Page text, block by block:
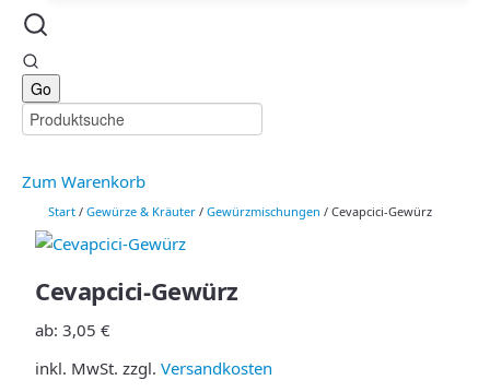
Zum Warenkorb
Start / Gewürze & Kräuter / Gewürzmischungen / Cevapcici-Gewürz
Cevapcici-Gewürz
ab: 3,05 €
inkl. MwSt. zzgl. Versandkosten